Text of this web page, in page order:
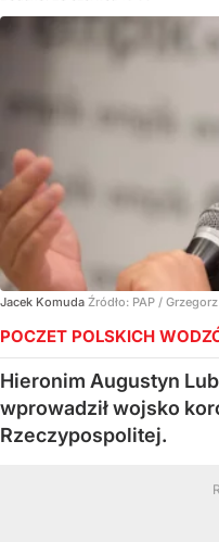
Jacek Komuda Źródło: PAP /
POCZET POLSKICH
Hieronim Augustyn
wprowadził wojsko
Rzeczypospolitej.